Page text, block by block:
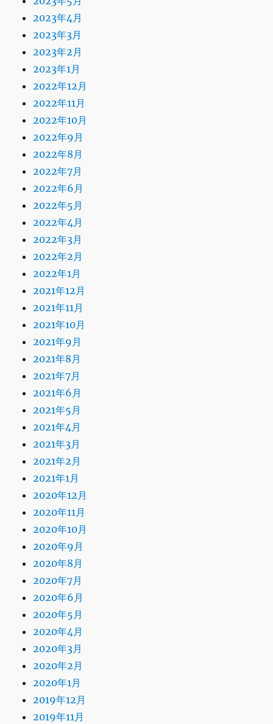
2023年4月
2023年3月
2023年2月
2023年1月
2022年12月
2022年11月
2022年10月
2022年9月
2022年8月
2022年7月
2022年6月
2022年5月
2022年4月
2022年3月
2022年2月
2022年1月
2021年12月
2021年11月
2021年10月
2021年9月
2021年8月
2021年7月
2021年6月
2021年5月
2021年4月
2021年3月
2021年2月
2021年1月
2020年12月
2020年11月
2020年10月
2020年9月
2020年8月
2020年7月
2020年6月
2020年5月
2020年4月
2020年3月
2020年2月
2020年1月
2019年12月
2019年11月